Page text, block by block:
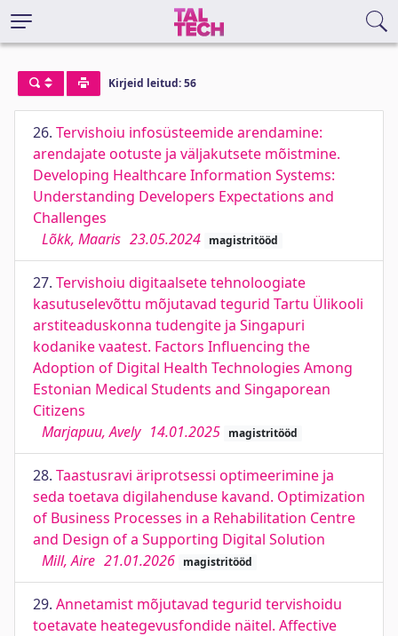
Kirjeid leitud: 56
26. Tervishoiu infosüsteemide arendamine:
arendajate ootuste ja väljakutsete mõistmine.
Developing Healthcare Information Systems:
Understanding Developers Expectations and
Challenges
Lõkk, Maaris 23.05.2024 magistritööd
27. Tervishoiu digitaalsete tehnoloogiate
kasutuselevõttu mõjutavad tegurid Tartu Ülikooli
arstiteaduskonna tudengite ja Singapuri
kodanike vaatest. Factors Influencing the
Adoption of Digital Health Technologies Among
Estonian Medical Students and Singaporean
Citizens
Marjapuu, Avely 14.01.2025 magistritööd
28. Taastusravi äriprotsessi optimeerimine ja
seda toetava digilahenduse kavand. Optimization
of Business Processes in a Rehabilitation Centre
and Design of a Supporting Digital Solution
Mill, Aire 21.01.2026 magistritööd
29. Annetamist mõjutavad tegurid tervishoidu
toetavate heategevusfondide näitel. Affective